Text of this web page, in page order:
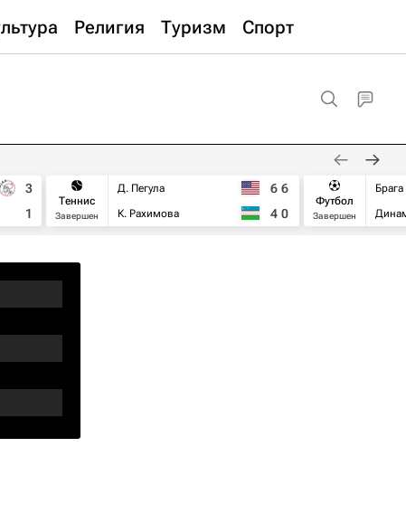
Религия Туризм Спорт
3
1
Теннис
Завершен
Д. Пегула
К. Рахимова
6 6
4 0
Футбол
Завершен
Брага